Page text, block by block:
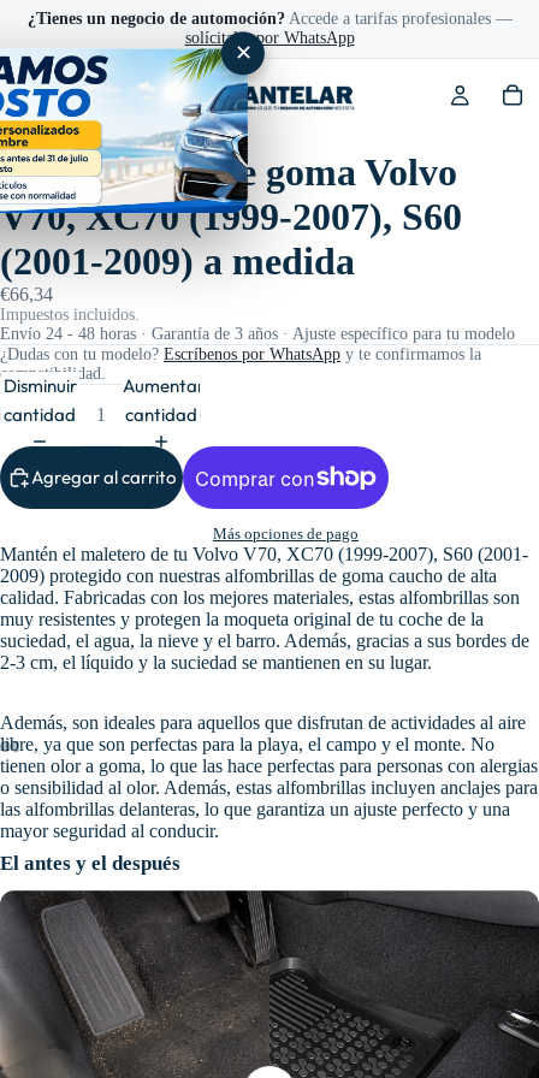
¿Tienes un negocio de automoción?Accede a tarifas profesionales —
solícitalas por WhatsApp
✕
Ref: 200402
Alfombrillas de goma Volvo
V70, XC70 (1999-2007), S60
(2001-2009) a medida
€66,34
Impuestos incluidos.
Envío 24 - 48 horas · Garantía de 3 años · Ajuste específico para tu modelo
¿Dudas con tu modelo? Escríbenos por WhatsApp y te confirmamos la
compatibilidad.
Disminuir
cantidad
Aumentar
cantidad
Agregar al carrito
Más opciones de pago
Mantén el maletero de tu Volvo V70, XC70 (1999-2007), S60 (2001-
2009) protegido con nuestras alfombrillas de goma caucho de alta
calidad. Fabricadas con los mejores materiales, estas alfombrillas son
muy resistentes y protegen la moqueta original de tu coche de la
suciedad, el agua, la nieve y el barro. Además, gracias a sus bordes de
2-3 cm, el líquido y la suciedad se mantienen en su lugar.
Además, son ideales para aquellos que disfrutan de actividades al aire
libre, ya que son perfectas para la playa, el campo y el monte. No
tienen olor a goma, lo que las hace perfectas para personas con alergias
o sensibilidad al olor. Además, estas alfombrillas incluyen anclajes para
las alfombrillas delanteras, lo que garantiza un ajuste perfecto y una
mayor seguridad al conducir.
El antes y el después